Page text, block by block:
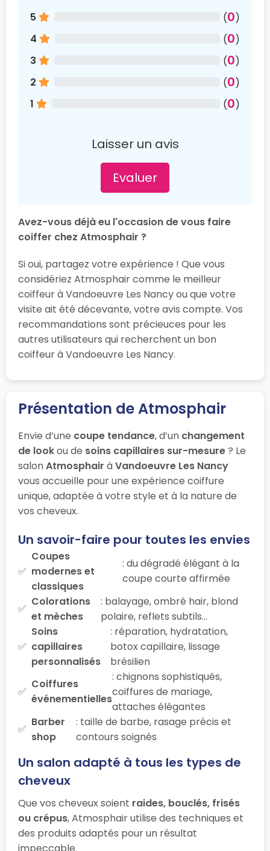
5 (0)
4
(0)
3
(0)
2
(0)
1
(0)
Laisser un avis
Evaluer
Avez-vous déjà eu l'occasion de vous faire
coiffer chez Atmosphair ?
Si oui, partagez votre expérience ! Que vous
considériez Atmosphair comme le meilleur
coiffeur à Vandoeuvre Les Nancy ou que votre
visite ait été décevante, votre avis compte. Vos
recommandations sont précieuces pour les
autres utilisateurs qui recherchent un bon
coiffeur à Vandoeuvre Les Nancy.
Présentation de Atmosphair
Envie d’une coupe tendance, d’un changement
de lookou de soins capillaires sur-mesure? Le
salonAtmosphair àVandoeuvre Les Nancy
vous accueille pour une expérience coiffure
unique, adaptée à votre style et à la nature de
vos cheveux.
Un savoir-faire pour toutes les envies
Coupes
modernes et
classiques
: du dégradé élégant à la
coupe courte affirmée
Colorations
et mèches
: balayage, ombré hair, blond
polaire, reflets subtils…
Soins
capillaires
personnalisés
: réparation, hydratation,
botox capillaire, lissage
brésilien
Coiffures
événementielles
: chignons sophistiqués,
coiffures de mariage,
attaches élégantes
Barber
shop
: taille de barbe, rasage précis et
contours soignés
Un salon adapté à tous les types de
cheveux
Que vos cheveux soient raides, bouclés, frisés
ou crépus, Atmosphair utilise des techniques et
des produits adaptés pour un résultat
impeccable.